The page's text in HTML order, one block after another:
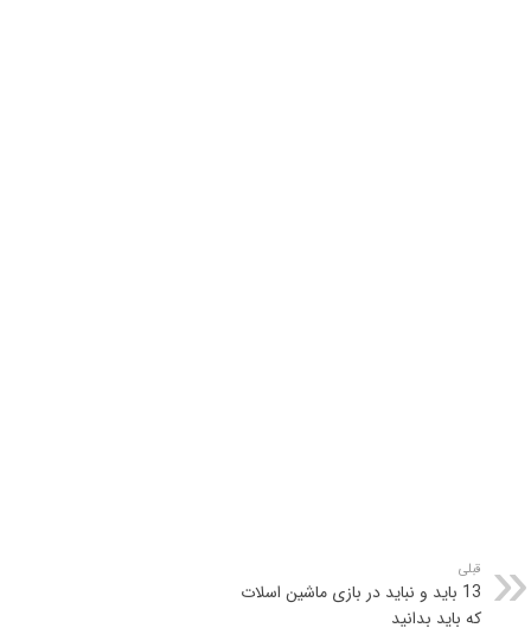
قبلی
13 باید و نباید در بازی ماشین اسلات
که باید بدانید